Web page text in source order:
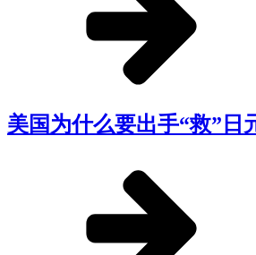
美国为什么要出手“救”日